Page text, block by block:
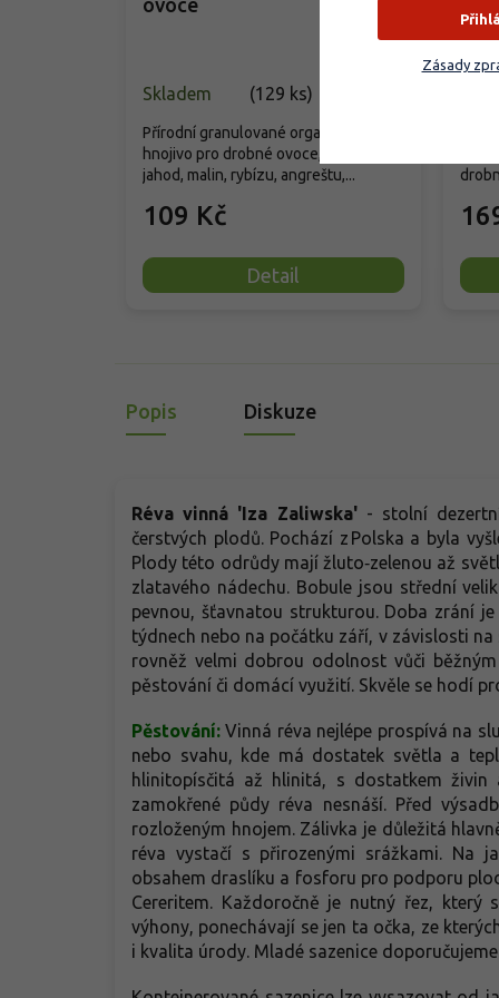
Skladem (129 ks)
109 Kč
Detail
Přírodní granulované organické
hnojivo pro drobné ovoce, včetně
jahod, malin, rybízu, angreštu,...
Popis Diskuze
Réva vinná 'Iza Zaliwska'- stolní dezertní
čerstvých plodů. Pochází z Polska a byla
Plody této odrůdy mají žluto‑zelenou až
zlatavého nádechu. Bobule jsou střední
pevnou, šťavnatou strukturou. Doba zrání
týdnech nebo na počátku září, v závislosti
rovněž velmi dobrou odolnost vůči
pěstování či domácí využití. Skvěle se hodí
Pěstování:Vinná réva nejlépe prospívá na
nebo svahu, kde má dostatek světla a
hlinitopísčitá až hlinitá, s dostatkem
zamokřené půdy réva nesnáší. Před
rozloženým hnojem. Zálivka je důležitá
réva vystačí s přirozenými srážkami. Na
obsahem draslíku a fosforu pro podporu
Cereritem. Každoročně je nutný řez,
výhony, ponechávají se jen ta očka, ze
i kvalita úrody. Mladé sazenice
Zásady